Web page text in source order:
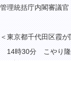
管理統括庁内閣審議
＜東京都千代田区霞
14時30分 こやり